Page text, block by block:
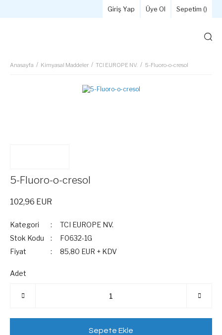
Giriş Yap Üye Ol Sepetim ()
Anasayfa Kimyasal Maddeler TCI EUROPE NV. 5-Fluoro-o-cresol
5-Fluoro-o-cresol
102,96 EUR
Kategori
TCI EUROPE NV.
Stok Kodu
F0632-1G
Fiyat
85,80 EUR + KDV
Adet
Sepete Ekle